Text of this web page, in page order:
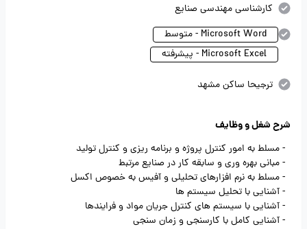
کارشناسی مهندسی صنایع
Microsoft Word - متوسط
Microsoft Excel - پیشرفته
ترجیحا ساکن مشهد
شرح شغل و وظایف
- مسلط به امور کنترل پروژه و برنامه ریزی و کنترل تولید
- مبانی بهره وری و سابقه کار در صنایع مرتبط
- مسلط به نرم افزارهای تحلیلی و آفیس به خصوص اکسل
- آشنایی با تحلیل سیستم ها
- آشنایی با سیستم های کنترل جریان مواد و فرایندها
- آشنایی کامل با کارسنجی و زمان سنجی